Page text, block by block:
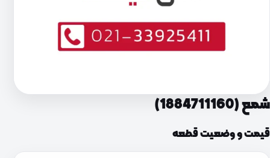
شمع (1884711160)
قیمت و وضعیت قطعه